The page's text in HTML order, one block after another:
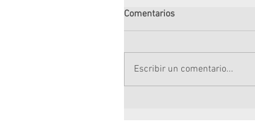
Comentarios
Escribir un comentario...